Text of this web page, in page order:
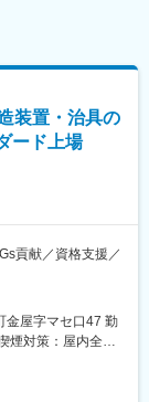
装置・治具の
ード上場
貢献／資格支援／
品・治具の荷受
た精密部品を材
持したまま短納
品を正確に受け
金屋字マセ口47 勤
煙対策：屋内全面